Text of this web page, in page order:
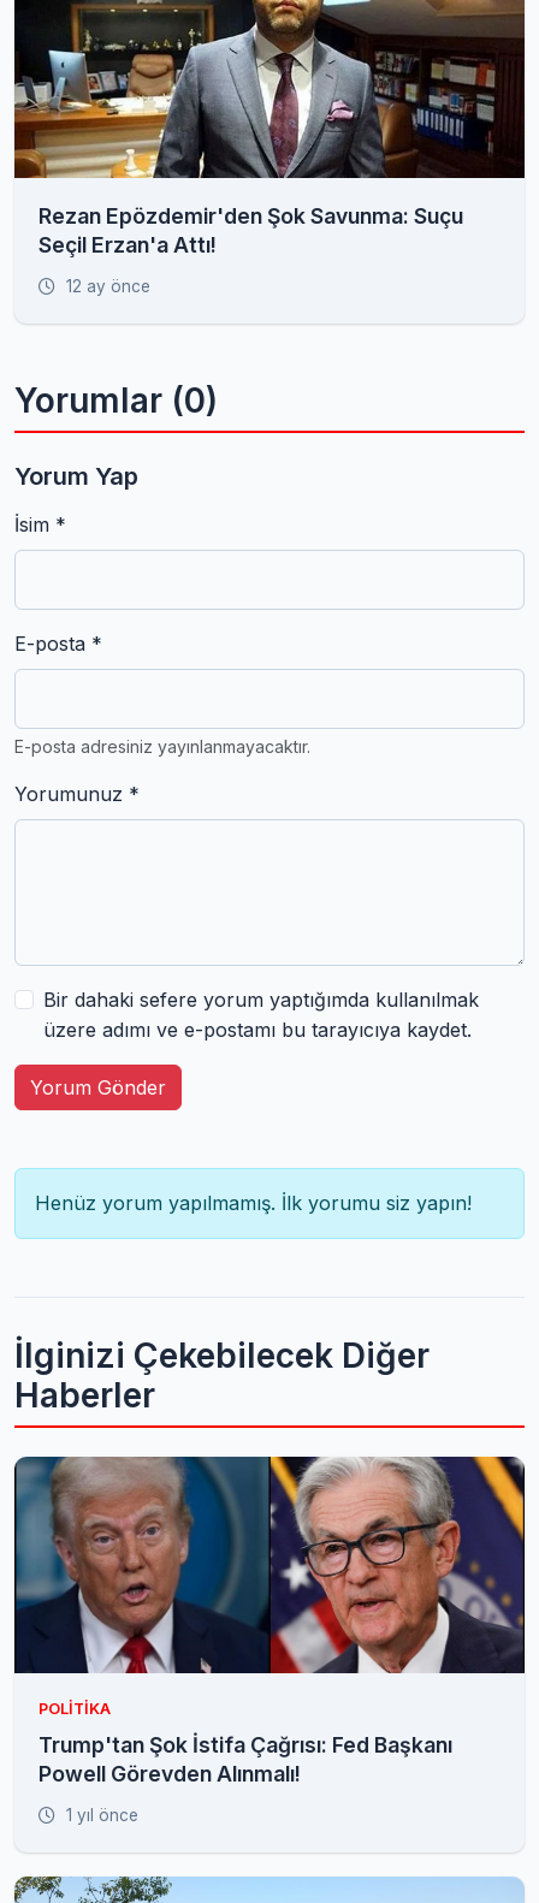
Rezan Epözdemir'den Şok Savunma: Suçu
Seçil Erzan'a Attı!
12 ay önce
Yorumlar (0)
Yorum Yap
İsim *
E-posta *
E-posta adresiniz yayınlanmayacaktır.
Yorumunuz *
Bir dahaki sefere yorum yaptığımda kullanılmak
üzere adımı ve e-postamı bu tarayıcıya kaydet.
Yorum Gönder
Henüz yorum yapılmamış. İlk yorumu siz yapın!
İlginizi Çekebilecek Diğer
Haberler
POLITIKA
Trump'tan Şok İstifa Çağrısı: Fed Başkanı
Powell Görevden Alınmalı!
1 yıl önce